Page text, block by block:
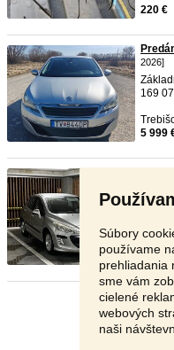
Súbory
používame
prehliadania
sme vám
cielené
webových
naši
220 €
2026]
169
5 999
Predam
2008